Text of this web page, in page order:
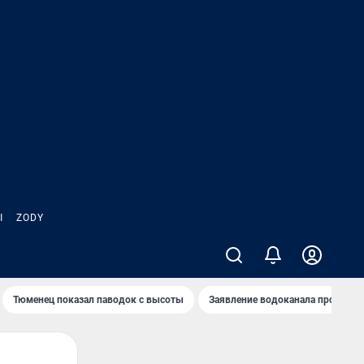
ZODY
Тюменец показал паводок с высоты Заявление водоканала про